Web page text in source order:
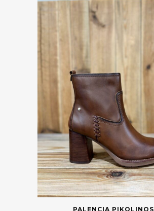
PALENCIA PIKOLINOS